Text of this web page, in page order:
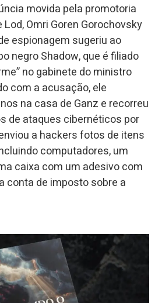
movida pela promotoria
Omri Goren Gorochovsky
espionagem sugeriu ao
negro Shadow, que é filiado
no gabinete do ministro
com a acusação, ele
na casa de Ganz e recorreu
de ataques cibernéticos por
a hackers fotos de itens
computadores, um
caixa com um adesivo com
conta de imposto sobre a